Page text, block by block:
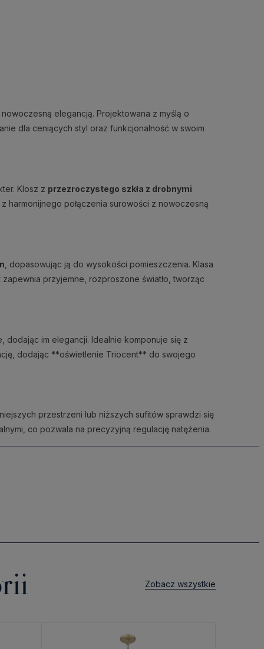
elegancją. Projektowana z myślą o
dla ceniących styl oraz funkcjonalność w swoim
Klosz z przezroczystego szkła z drobnymi
harmonijnego połączenia surowości z nowoczesną
, dopasowując ją do wysokości pomieszczenia. Klasa
przyjemne, rozproszone światło, tworząc
im elegancji. Idealnie komponuje się z
dodając **oświetlenie Triocent** do swojego
przestrzeni lub niższych sufitów sprawdzi się
co pozwala na precyzyjną regulację natężenia.
Zobacz wszystkie